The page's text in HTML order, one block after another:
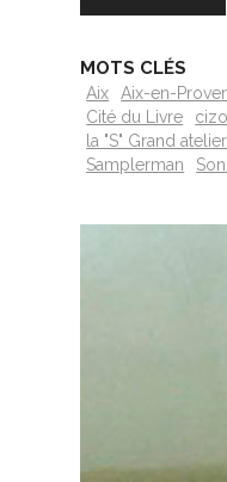
MOTS CLÉS
Aix Aix-en-
Cité du Livre
cizo
la "S" Grand atelier
Samplerman